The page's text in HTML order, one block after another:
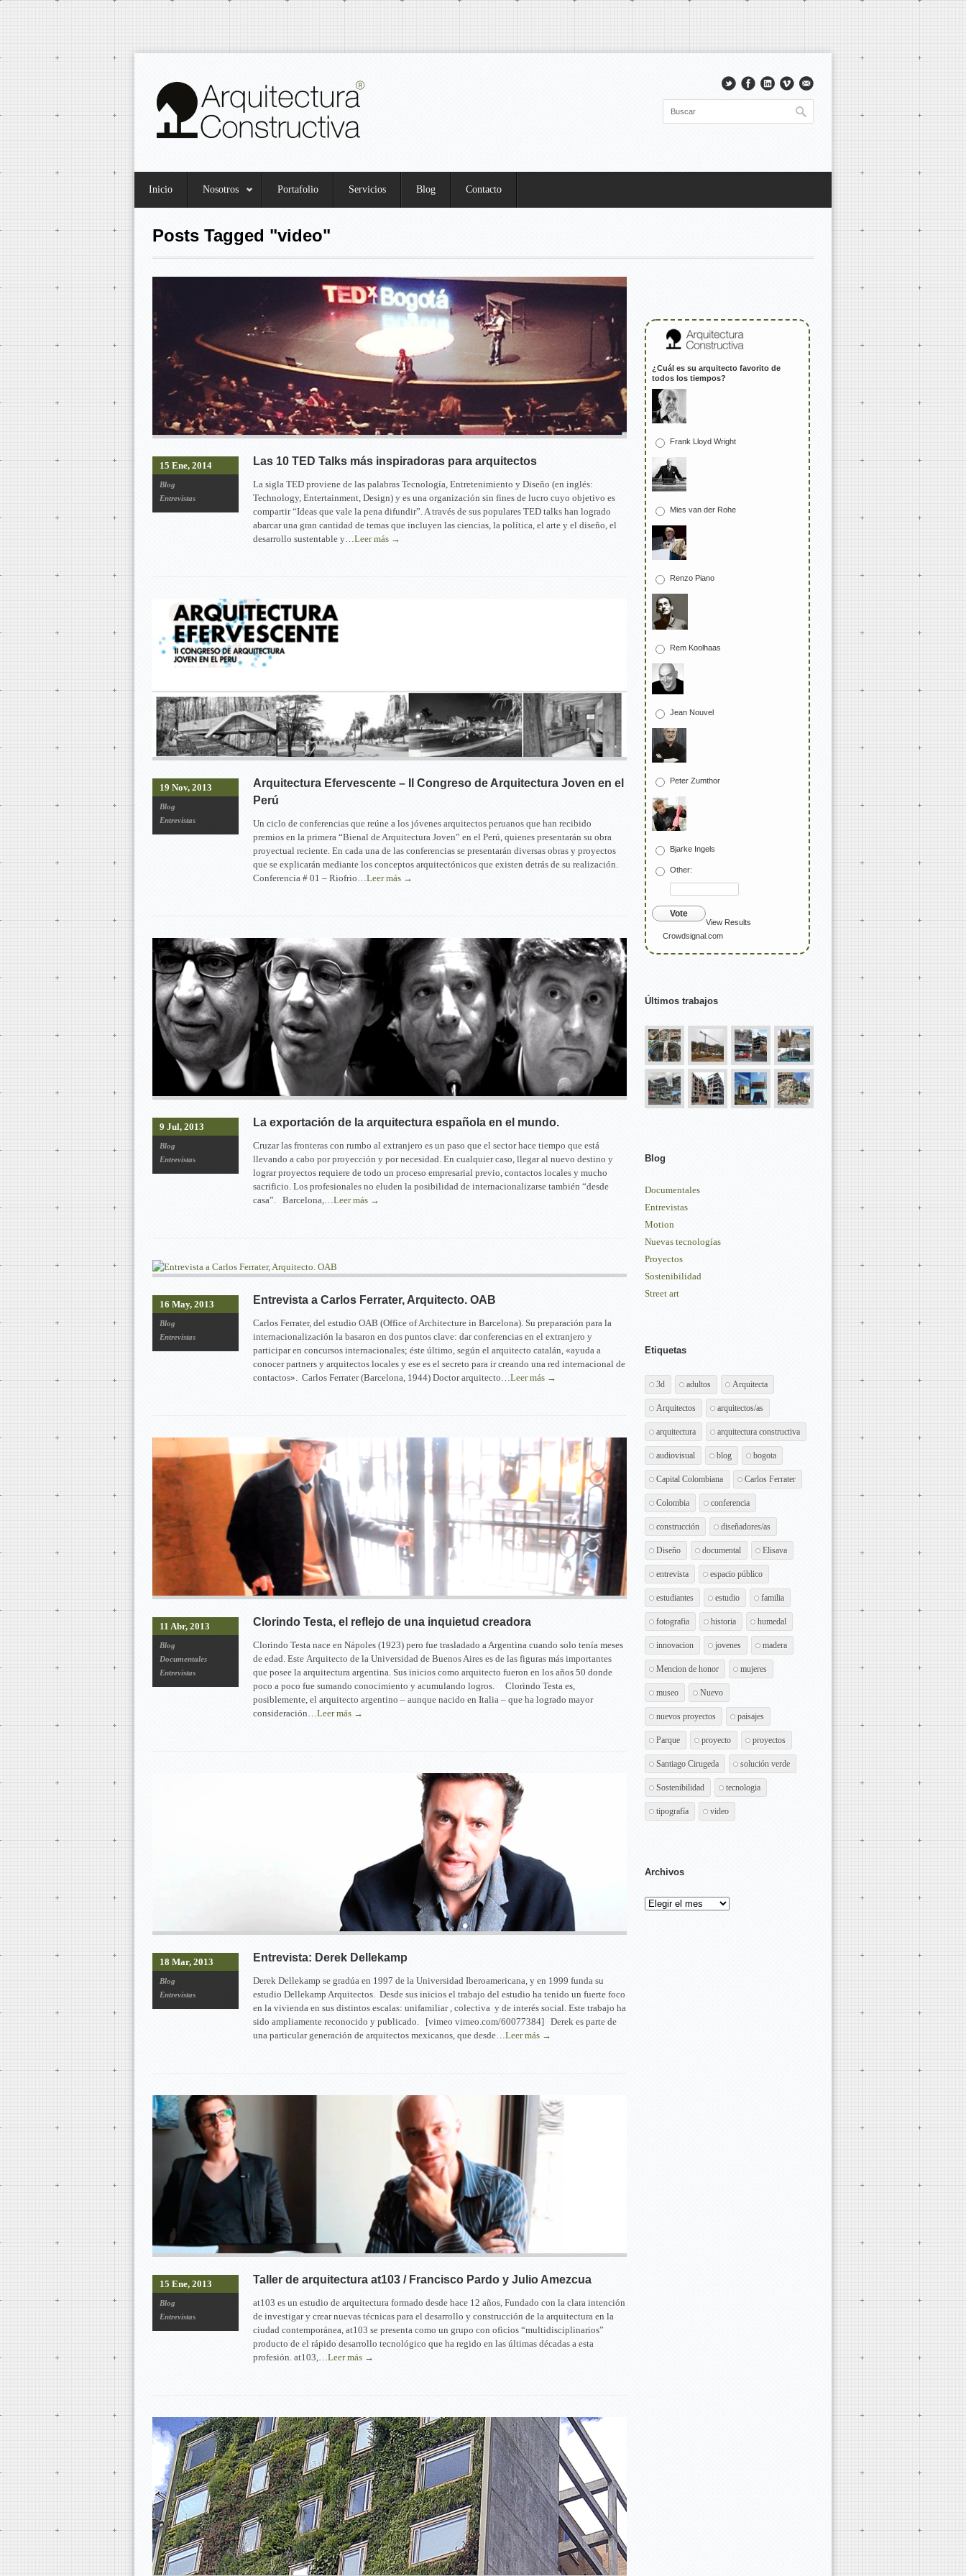
Inicio Nosotros Portafolio Servicios Blog Contacto
Posts Tagged "video"
Las 10 TED Talks más inspiradoras para arquitectos
La sigla TED proviene de las palabras Tecnología, Entretenimiento y Diseño (en inglés:
Technology, Entertainment, Design) y es una organización sin fines de lucro cuyo objetivo es
compartir “Ideas que vale la pena difundir”. A través de sus populares TED talks han logrado
abarcar una gran cantidad de temas que incluyen las ciencias, la política, el arte y el diseño, el
desarrollo sustentable y…Leer más →
15 Ene, 2014
Blog
Entrevistas
Arquitectura Efervescente – II Congreso de Arquitectura Joven en el
Perú
Un ciclo de conferencias que reúne a los jóvenes arquitectos peruanos que han recibido
premios en la primera “Bienal de Arquitectura Joven” en el Perú, quienes presentarán su obra
proyectual reciente. En cada una de las conferencias se presentarán diversas obras y proyectos
que se explicarán mediante los conceptos arquitectónicos que existen detrás de su realización.
Conferencia # 01 – Riofrio…Leer más →
19 Nov, 2013
Blog
Entrevistas
La exportación de la arquitectura española en el mundo.
Cruzar las fronteras con rumbo al extranjero es un paso que el sector hace tiempo que está
llevando a cabo por proyección y por necesidad. En cualquier caso, llegar al nuevo destino y
lograr proyectos requiere de todo un proceso empresarial previo, contactos locales y mucho
sacrificio. Los profesionales no eluden la posibilidad de internacionalizarse también “desde
casa”. Barcelona,…Leer más →
9 Jul, 2013
Blog
Entrevistas
Entrevista a Carlos Ferrater, Arquitecto. OAB
Carlos Ferrater, del estudio OAB (Office of Architecture in Barcelona). Su preparación para la
internacionalización la basaron en dos puntos clave: dar conferencias en el extranjero y
participar en concursos internacionales; éste último, según el arquitecto catalán, «ayuda a
conocer partners y arquitectos locales y ese es el secreto para ir creando una red internacional de
contactos». Carlos Ferrater (Barcelona, 1944) Doctor arquitecto…Leer más →
16 May, 2013
Blog
Entrevistas
Clorindo Testa, el reflejo de una inquietud creadora
Clorindo Testa nace en Nápoles (1923) pero fue trasladado a Argentina cuando solo tenía meses
de edad. Este Arquitecto de la Universidad de Buenos Aires es de las figuras más importantes
que posee la arquitectura argentina. Sus inicios como arquitecto fueron en los años 50 donde
poco a poco fue sumando conocimiento y acumulando logros. Clorindo Testa es,
posiblemente, el arquitecto argentino – aunque nacido en Italia – que ha logrado mayor
consideración…Leer más →
11 Abr, 2013
Blog
Documentales
Entrevistas
Entrevista: Derek Dellekamp
Derek Dellekamp se gradúa en 1997 de la Universidad Iberoamericana, y en 1999 funda su
estudio Dellekamp Arquitectos. Desde sus inicios el trabajo del estudio ha tenido un fuerte foco
en la vivienda en sus distintos escalas: unifamiliar , colectiva y de interés social. Este trabajo ha
sido ampliamente reconocido y publicado. [vimeo vimeo.com/60077384] Derek es parte de
una particular generación de arquitectos mexicanos, que desde…Leer más →
18 Mar, 2013
Blog
Entrevistas
Taller de arquitectura at103 / Francisco Pardo y Julio Amezcua
at103 es un estudio de arquitectura formado desde hace 12 años, Fundado con la clara intención
de investigar y crear nuevas técnicas para el desarrollo y construcción de la arquitectura en la
ciudad contemporánea, at103 se presenta como un grupo con oficios “multidisciplinarios”
producto de el rápido desarrollo tecnológico que ha regido en las últimas décadas a esta
profesión. at103,…Leer más →
15 Ene, 2013
Blog
Entrevistas
¿Cuál es su arquitecto favorito de
todos los tiempos?
Frank Lloyd Wright
Mies van der Rohe
Renzo Piano
Rem Koolhaas
Jean Nouvel
Peter Zumthor
Bjarke Ingels
Other:
Vote
View Results
Crowdsignal.com
Últimos trabajos
Blog
Documentales
Entrevistas
Motion
Nuevas tecnologías
Proyectos
Sostenibilidad
Street art
Etiquetas
3d adultos Arquitecta
Arquitectos arquitectos/as
arquitectura arquitectura constructiva
audiovisual blog bogota
Capital Colombiana Carlos Ferrater
Colombia conferencia
construcción diseñadores/as
Diseño documental Elisava
entrevista espacio público
estudiantes estudio familia
fotografia historia humedal
innovacion jovenes madera
Mencion de honor mujeres
museo Nuevo
nuevos proyectos paisajes
Parque proyecto proyectos
Santiago Cirugeda solución verde
Sostenibilidad tecnologia
tipografía video
Archivos
Archivos